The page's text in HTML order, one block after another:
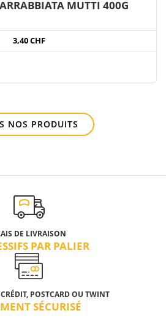
MUTTI 400G
3,40 CHF
NOS PRODUITS
DE LIVRAISON
PAR PALIER
CRÉDIT, POSTCARD OU TWINT
SÉCURISÉ